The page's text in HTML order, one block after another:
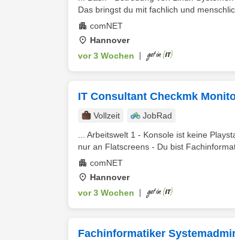
Das bringst du mit fachlich und
comNET
Hannover
vor 3 Wochen
IT Consultant Checkmk
Vollzeit
JobRad
... Arbeitswelt 1 - Konsole ist keine
nur an Flatscreens - Du bist
comNET
Hannover
vor 3 Wochen
Fachinformatiker